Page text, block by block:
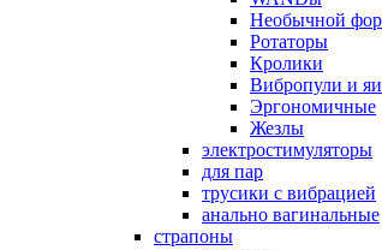
Необычной
Ротаторы
Кролики
Вибропули и
Эргономичные
Жезлы
электростимуляторы
для пар
трусики с вибрацией
анально вагинальные
страпоны